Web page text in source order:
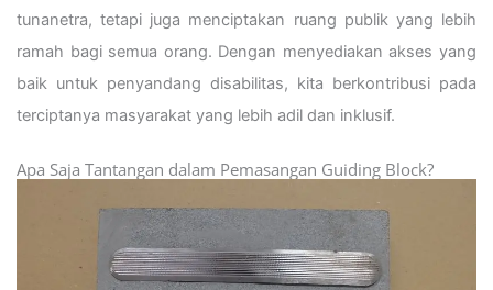
tunanetra, tetapi juga menciptakan ruang publik yang lebih
ramah bagi semua orang. Dengan menyediakan akses yang
baik untuk penyandang disabilitas, kita berkontribusi pada
terciptanya masyarakat yang lebih adil dan inklusif.
Apa Saja Tantangan dalam Pemasangan Guiding Block?